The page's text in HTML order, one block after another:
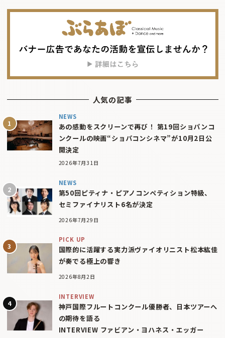
人気の記事
NEWS
あの感動をスクリーンで再び！ 第19回ショパンコ
ンクールの映画“ショパコンシネマ”が10月2日公
開決定
2026年7月31日
NEWS
第50回ピティナ・ピアノコンペティション特級、
セミファイナリスト6名が決定
2026年7月29日
PICK UP
国際的に活躍する実力派ヴァイオリニスト松本紘佳
が奏でる極上の響き
2026年8月2日
INTERVIEW
神戸国際フルートコンクール優勝者、日本ツアーへ
の期待を語る
INTERVIEW ファビアン・ヨハネス・エッガー